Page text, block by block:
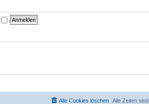
g
i
Alle Zeiten sind
Alle Cookies löschen